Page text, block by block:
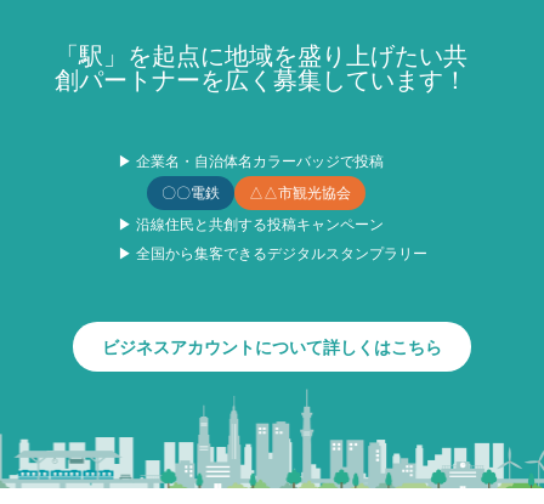
「駅」を起点に地域を盛り上げたい共
創パートナーを広く募集しています！
▶ 企業名・自治体名カラーバッジで投稿
〇〇電鉄
△△市観光協会
▶ 沿線住民と共創する投稿キャンペーン
▶ 全国から集客できるデジタルスタンプラリー
ビジネスアカウントについて詳しくはこちら